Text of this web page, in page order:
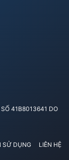
41B8013641 DO
SỬ DỤNG LIÊN HỆ